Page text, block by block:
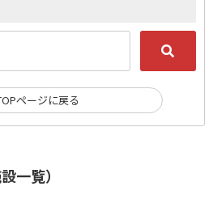
一覧）
ページに戻る